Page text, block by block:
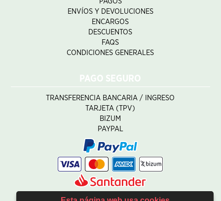
ENVÍOS Y DEVOLUCIONES
ENCARGOS
DESCUENTOS
FAQS
CONDICIONES GENERALES
PAGO SEGURO
TRANSFERENCIA BANCARIA / INGRESO
TARJETA (TPV)
BIZUM
PAYPAL